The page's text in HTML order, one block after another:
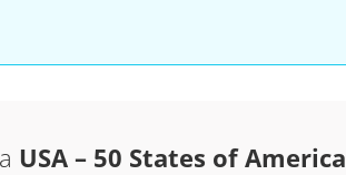
USA – 50 States of America